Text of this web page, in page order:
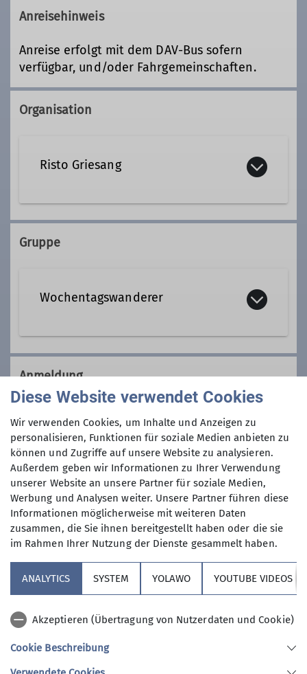
Anreisehinweis
Anreise erfolgt mit dem DAV-Bus sofern
verfügbar, und/oder Fahrgemeinschaften.
Organisation
Risto Griesang
08806 5033194
Gruppe
Wochentagswanderer
Wir sind eine Gemeinschaft von
Wanderfreunden innerhalb der
Sektion, die
hauptsächlich jeden
Dienstag und Mittwoch, aber auch an
anderen Wochentagen in freier Natur
unterwegs sind.
Wer kann sich das wochentags
leisten?
Nun, alle die aus dem Berufsleben
ausgeschieden sind oder sonst über
ihre Zeit frei verfügen können und
körperlich in guter Verfassung sind.
Neben anspruchvollen Bergtouren
(bis ca. 1400 Höhenmeter) stehen
auch leichtere Berg- und
Flachwanderungen (ca. 15 bis 20 km)
auf unserem Programm. Dazu kommen
Kulturfahrten und -veranstaltungen
Anmeldung
Anmeldung bis
07.10.2024
Maximale Teilnehmeranzahl
11
Diese Website verwendet Cookies
Wir verwenden Cookies, um Inhalte und Anzeigen zu
personalisieren, Funktionen für soziale Medien anbieten zu
können und Zugriffe auf unsere Website zu analysieren.
Außerdem geben wir Informationen zu Ihrer Verwendung
unserer Website an unsere Partner für soziale Medien,
Werbung und Analysen weiter. Unsere Partner führen diese
Informationen möglicherweise mit weiteren Daten
zusammen, die Sie ihnen bereitgestellt haben oder die sie
im Rahmen Ihrer Nutzung der Dienste gesammelt haben.
ANALYTICS SYSTEM YOLAWO YOUTUBE VIDEOS
Akzeptieren (Übertragung von Nutzerdaten und Cookie)
Cookie Beschreibung